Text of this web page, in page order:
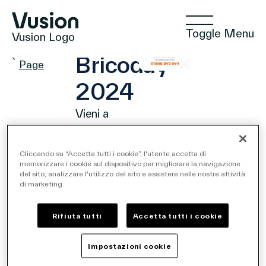
Vusion Logo Toggle Menu
Tecnologie
Soluzioni
Approfondimenti
Page
Bricoday
2024
Vieni a
2024!
Ottobre
Ottobre
3,
2024
9 AM
- 6
Cliccando su “Accetta tutti i cookie”, l'utente accetta di
memorizzare i cookie sul dispositivo per migliorare la navigazione
del sito, analizzare l'utilizzo del sito e assistere nelle nostre attività
di marketing.
Rifiuta tutti Accetta tutti i cookie
Impostazioni cookie